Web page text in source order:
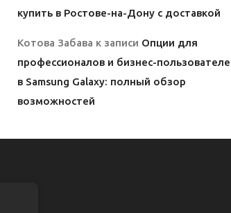
купить в Ростове-на-Дону с доставкой
Котова Забава к записи Опции для
профессионалов и бизнес-
в Samsung Galaxy: полный обзор
возможностей